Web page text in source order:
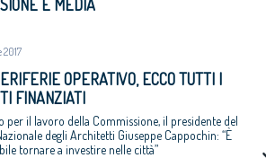
E MEDIA
OPERATIVO, ECCO TUTTI I
FINANZIATI
per il lavoro della Commissione, il presidente del
degli Architetti Giuseppe Cappochin: “È
tornare a investire nelle città”